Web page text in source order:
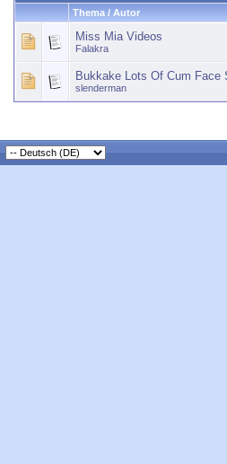
Thema / Autor
Miss Mia Videos
Falakra
Bukkake Lots Of Cum Face
slenderman